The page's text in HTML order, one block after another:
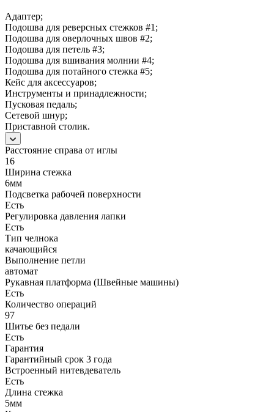
Адаптер;
Подошва для реверсных стежков #1;
Подошва для оверлочных швов #2;
Подошва для петель #3;
Подошва для вшивания молнии #4;
Подошва для потайного стежка #5;
Кейс для аксессуаров;
Инструменты и принадлежности;
Пусковая педаль;
Сетевой шнур;
Приставной столик.
Расстояние справа от иглы
16
Ширина стежка
6мм
Подсветка рабочей поверхности
Есть
Регулировка давления лапки
Есть
Тип челнока
качающийся
Выполнение петли
автомат
Рукавная платформа (Швейные машины)
Есть
Количество операций
97
Шитье без педали
Есть
Гарантия
Гарантийный срок 3 года
Встроенный нитевдеватель
Есть
Длина стежка
5мм